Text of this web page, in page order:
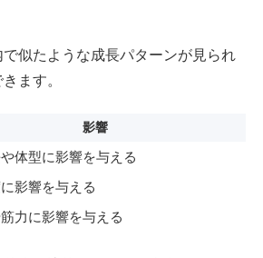
似たような成長パターンが見られ
ます。
影響
体型に影響を与える
影響を与える
力に影響を与える